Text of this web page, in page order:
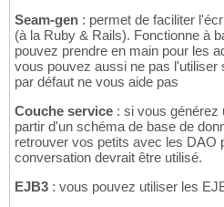
Seam-gen : permet de faciliter
(à la Ruby & Rails). Fonctionne à
pouvez prendre en main pour les
vous pouvez aussi ne pas l'utiliser
par défaut ne vous aide pas
Couche service : si vous générez
partir d'un schéma de base de
retrouver vos petits avec les DAO
conversation devrait être utilisé.
EJB3 : vous pouvez utiliser les